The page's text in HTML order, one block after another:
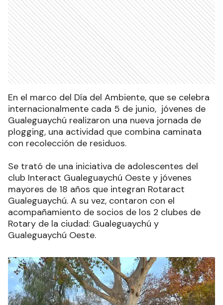
En el marco del Día del Ambiente, que se celebra
internacionalmente cada 5 de junio, jóvenes de
Gualeguaychú realizaron una nueva jornada de
plogging, una actividad que combina caminata
con recolección de residuos.
Se trató de una iniciativa de adolescentes del
club Interact Gualeguaychú Oeste y jóvenes
mayores de 18 años que integran Rotaract
Gualeguaychú. A su vez, contaron con el
acompañamiento de socios de los 2 clubes de
Rotary de la ciudad: Gualeguaychú y
Gualeguaychú Oeste.